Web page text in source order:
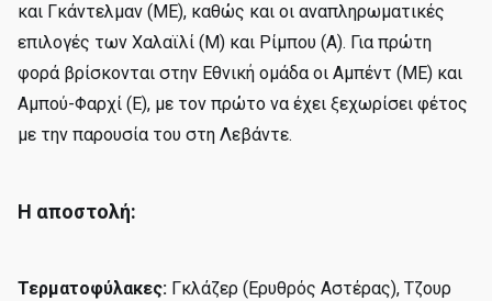
και Γκάντελμαν (ΜΕ), καθώς και οι αναπληρωματικές
επιλογές των Χαλαϊλί (Μ) και Ρίμπου (Α). Για πρώτη
φορά βρίσκονται στην Εθνική ομάδα οι Αμπέντ (ΜΕ) και
Αμπού-Φαρχί (Ε), με τον πρώτο να έχει ξεχωρίσει φέτος
με την παρουσία του στη Λεβάντε.
Η αποστολή:
Τερματοφύλακες: Γκλάζερ (Ερυθρός Αστέρας), Τζουρ